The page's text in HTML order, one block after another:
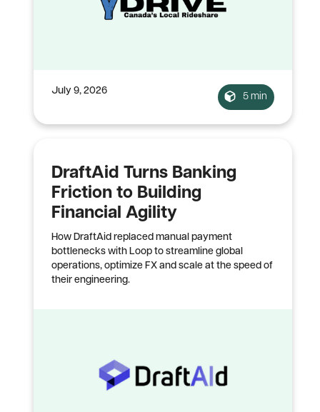
July 9, 2026
5 min
DraftAid Turns Banking
Friction to Building
Financial Agility
How DraftAid replaced manual payment
bottlenecks with Loop to streamline global
operations, optimize FX and scale at the speed of
their engineering.